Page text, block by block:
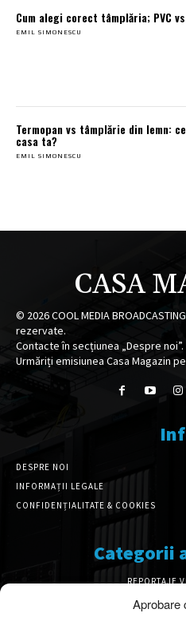
Aprobare
Cum alegi corect tâmplăria; PVC
EMIL SIMONESCU
Termopan vs tâmplărie din lemn:
casa ta?
EMIL SIMONESCU
CASA
© 2026COOL MEDIA
rezervate.
Contacte în secțiunea „Despre noi”.
Urmăriți emisiunea Casa Magazin
DESPRE NOI
INFORMAȚII LEGALE
CONFIDENȚIALITATE & COOKIES
Categorii
REPORTAJE
AMENAJĂRI